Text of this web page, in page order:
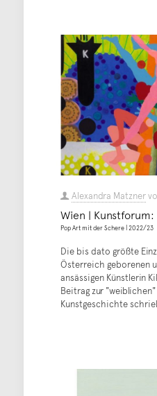
Alexandra Matzner
Wien | Kunstforum:
Pop Art mit der Schere | 2022/23
Die bis dato größte
Österreich geborenen
ansässigen Künstlerin
Beitrag zur
Kunstgeschichte